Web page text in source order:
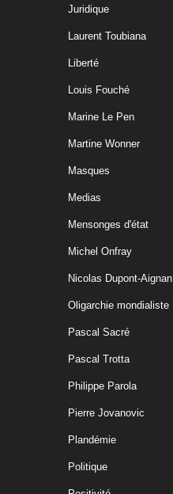
Juridique
Laurent Toubiana
Liberté
Louis Fouché
Marine Le Pen
Martine Wonner
Masques
Medias
Mensonges d'état
Michel Onfray
Nicolas Dupont-Aignan
Oligarchie mondialiste
Pascal Sacré
Pascal Trotta
Philippe Parola
Pierre Jovanovic
Plandémie
Politique